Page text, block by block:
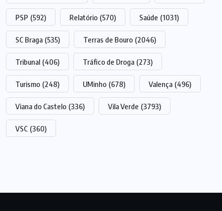
PSP (592) Relatório (570) Saúde (1031)
SC Braga (535) Terras de Bouro (2046)
Tribunal (406) Tráfico de Droga (273)
Turismo (248) UMinho (678) Valença (496)
Viana do Castelo (336) Vila Verde (3793)
VSC (360)